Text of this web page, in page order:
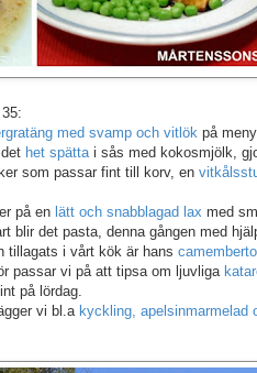
med svamp och vitlök på
het spättai sås med kokosmjölk,
som passar fint till korv, en
på en lätt och snabblagad lax med
blir det pasta, denna gången med
tillagats i vårt kök är hans
passar vi på att tipsa om ljuvliga
på lördag.
vi bl.a kyckling, apelsinmarmelad